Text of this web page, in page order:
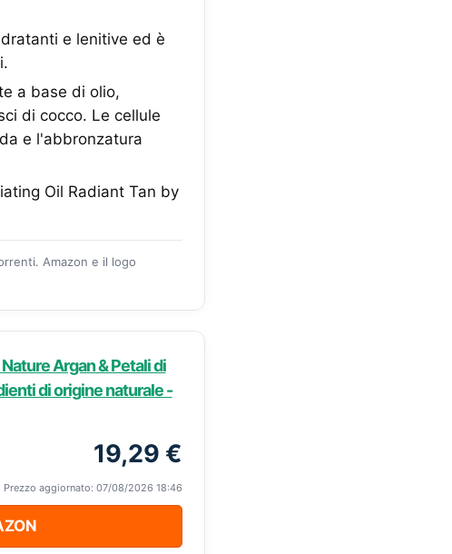
e lenitive ed è
a base di olio,
di cocco. Le cellule
e l'abbronzatura
Oil Radiant Tan by
Amazon e il logo
Argan & Petali di
di origine naturale -
19,29 €
Prezzo aggiornato: 07/08/2026 18:46